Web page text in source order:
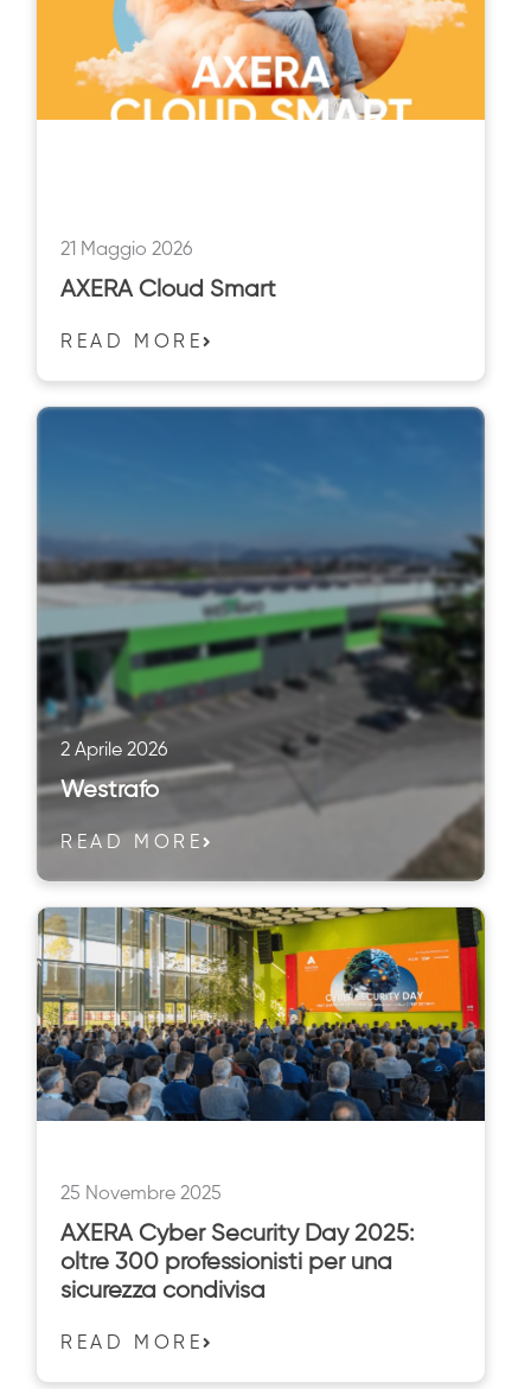
21 Maggio 2026
AXERA Cloud Smart
READ MORE
2 Aprile 2026
Westrafo
READ MORE
25 Novembre 2025
AXERA Cyber Security Day 2025:
oltre 300 professionisti per una
sicurezza condivisa
READ MORE